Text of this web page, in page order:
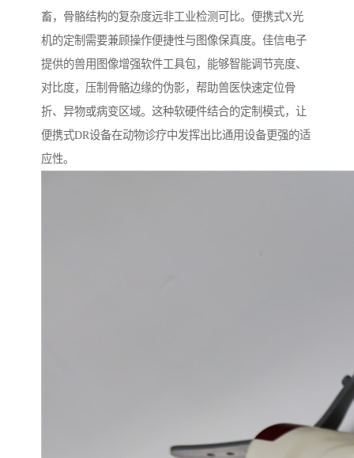
畜，骨骼结构的复杂度远非工业检测可比。便携式X光
机的定制需要兼顾操作便捷性与图像保真度。佳信电子
提供的兽用图像增强软件工具包，能够智能调节亮度、
对比度，压制骨骼边缘的伪影，帮助兽医快速定位骨
折、异物或病变区域。这种软硬件结合的定制模式，让
便携式DR设备在动物诊疗中发挥出比通用设备更强的适
应性。